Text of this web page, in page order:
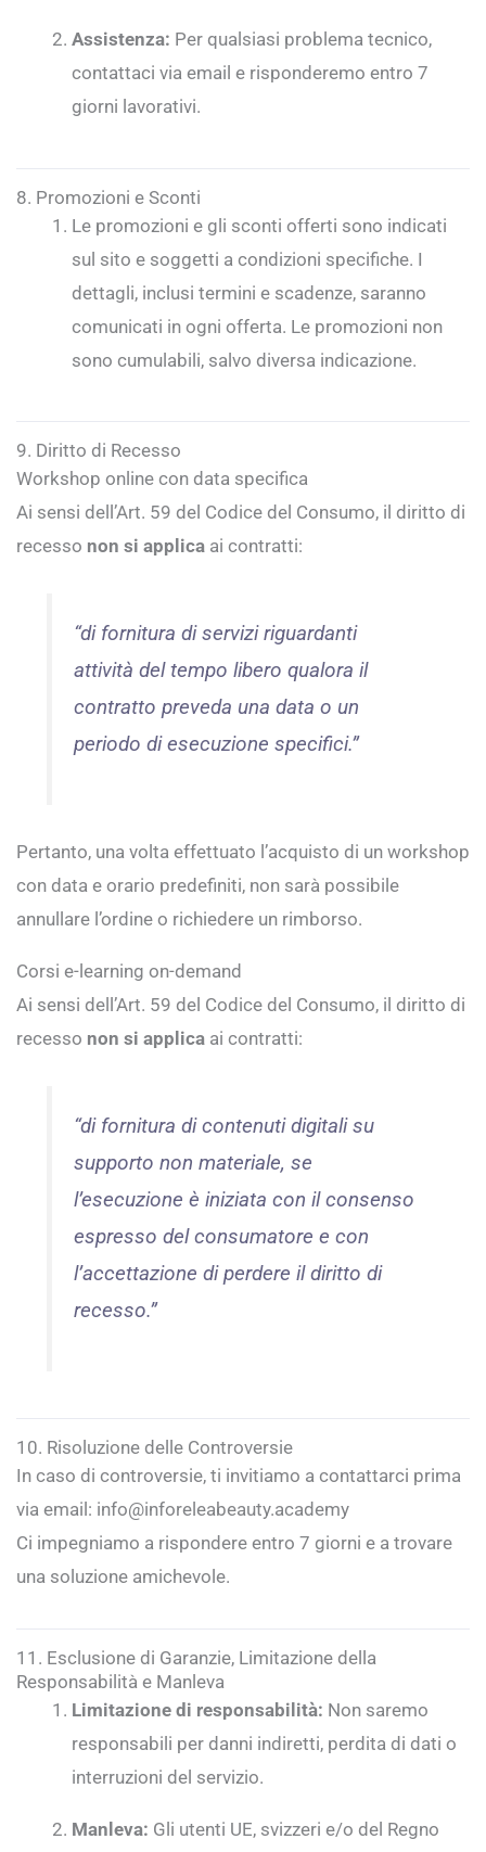
Assistenza: Per qualsiasi problema tecnico,
contattaci via email e risponderemo entro 7
giorni lavorativi.
8. Promozioni e Sconti
Le promozioni e gli sconti offerti sono indicati
sul sito e soggetti a condizioni specifiche. I
dettagli, inclusi termini e scadenze, saranno
comunicati in ogni offerta. Le promozioni non
sono cumulabili, salvo diversa indicazione.
9. Diritto di Recesso
Workshop online con data specifica
Ai sensi dell’Art. 59 del Codice del Consumo, il diritto di
recesso non si applica ai contratti:
“di fornitura di servizi riguardanti
attività del tempo libero qualora il
contratto preveda una data o un
periodo di esecuzione specifici.”
Pertanto, una volta effettuato l’acquisto di un workshop
con data e orario predefiniti, non sarà possibile
annullare l’ordine o richiedere un rimborso.
Corsi e-learning on-demand
Ai sensi dell’Art. 59 del Codice del Consumo, il diritto di
recesso non si applica ai contratti:
“di fornitura di contenuti digitali su
supporto non materiale, se
l’esecuzione è iniziata con il consenso
espresso del consumatore e con
l’accettazione di perdere il diritto di
recesso.”
10. Risoluzione delle Controversie
In caso di controversie, ti invitiamo a contattarci prima
via email: info@inforeleabeauty.academy
Ci impegniamo a rispondere entro 7 giorni e a trovare
una soluzione amichevole.
11. Esclusione di Garanzie, Limitazione della
Responsabilità e Manleva
Limitazione di responsabilità: Non saremo
responsabili per danni indiretti, perdita di dati o
interruzioni del servizio.
Manleva: Gli utenti UE, svizzeri e/o del Regno